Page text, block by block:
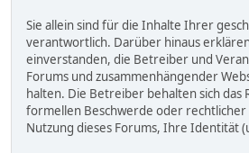
Sie allein sind für die Inhalte Ihrer
verantwortlich. Darüber hinaus
einverstanden, die Betreiber und
Forums und zusammenhängender
halten. Die Betreiber behalten sich das
formellen Beschwerde oder
Nutzung dieses Forums, Ihre Identität